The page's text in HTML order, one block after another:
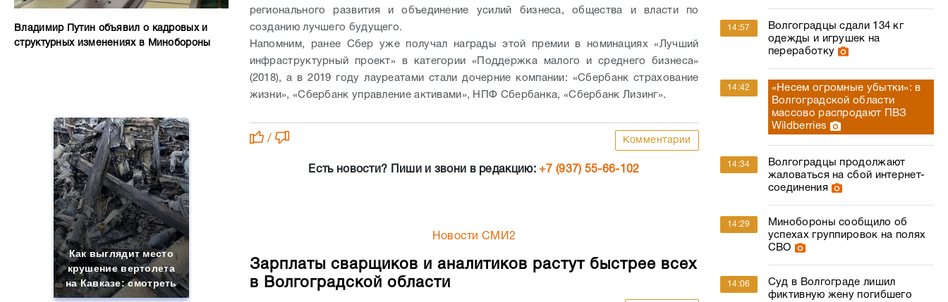
Владимир Путин объявил о кадровых и
структурных изменениях в Минобороны
Как выглядит место
крушение вертолета
на Кавказе: смотреть
регионального развития и объединение усилий бизнеса, общества и власти по
созданию лучшего будущего.
Напомним, ранее Сбер уже получал награды этой премии в номинациях «Лучший
инфраструктурный проект» в категории «Поддержка малого и среднего бизнеса»
(2018), а в 2019 году лауреатами стали дочерние компании: «Сбербанк страхование
жизни», «Сбербанк управление активами», НПФ Сбербанка, «Сбербанк Лизинг».
/ Комментарии
Есть новости? Пиши и звони в редакцию:+7 (937) 55-66-102
Новости СМИ2
Зарплаты сварщиков и аналитиков растут быстрее всех
в Волгоградской области
14:57
Волгоградцы сдали 134 кг
одежды и игрушек на
переработку
14:42
«Несем огромные убытки»: в
Волгоградской области
массово распродают ПВЗ
Wildberries
14:34
Волгоградцы продолжают
жаловаться на сбой интернет-
соединения
14:29
Минобороны сообщило об
успехах группировок на полях
СВО
14:06
Суд в Волгограде лишил
фиктивную жену погибшего